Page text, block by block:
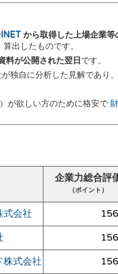
から取得した上場企業等
出したものです。
料が公開された翌日 です。
独自に分析した見解であり
が欲しい方のために格安で
企業力総合評
（ポイント）
式会社
株式会社